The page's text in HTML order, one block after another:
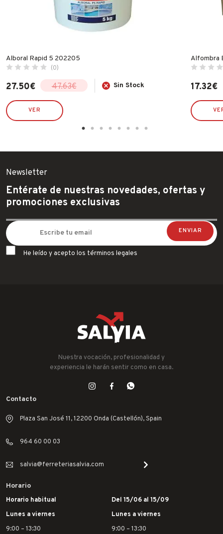
Alboral Rapid 5 202205
(0)
47.63€
El
precio
original
era:
27.50€
El
precio
actual
es:
Sin Stock
VER
Alfombra
17.32€
Newsletter
Entérate de nuestras novedades, ofertas y
promociones exclusivas
He leído y acepto los términos legales
Nuestra vocación, profesionalidad y
experiencia le harán sentir como en casa.
Contacto
Plaza San José 11, 12200 Onda (Castellón), Spain
964 60 00 03
salvia@ferreteriasalvia.com
Horario
Horario habitual
Lunes a viernes
9:00 – 13:30
Del 15/06 al 15/09
Lunes a viernes
9:00 – 13:30